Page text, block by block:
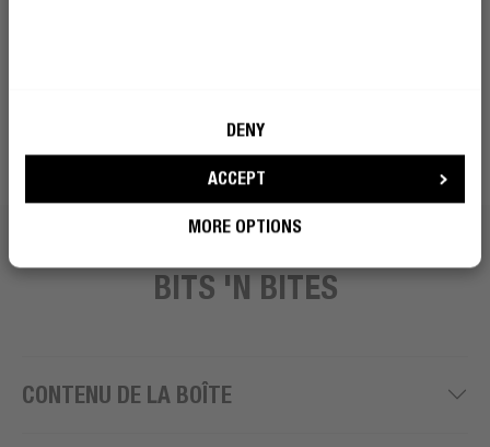
DENY
ACCEPT
MORE OPTIONS
BITS 'N BITES
CONTENU DE LA BOÎTE